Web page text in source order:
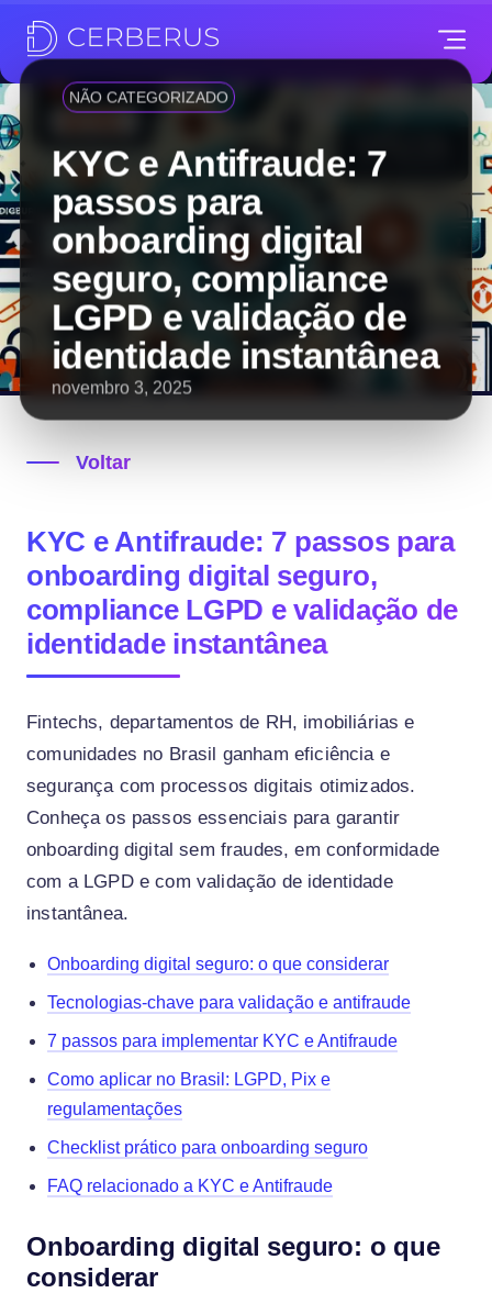
NÃO CATEGORIZADO
KYC e Antifraude: 7
passos para
onboarding digital
seguro, compliance
LGPD e validação de
identidade instantânea
novembro 3, 2025
Voltar
KYC e Antifraude: 7 passos para
onboarding digital seguro,
compliance LGPD e validação de
identidade instantânea
Fintechs, departamentos de RH, imobiliárias e
comunidades no Brasil ganham eficiência e
segurança com processos digitais otimizados.
Conheça os passos essenciais para garantir
onboarding digital sem fraudes, em conformidade
com a LGPD e com validação de identidade
instantânea.
Onboarding digital seguro: o que considerar
Tecnologias-chave para validação e antifraude
7 passos para implementar KYC e Antifraude
Como aplicar no Brasil: LGPD, Pix e
regulamentações
Checklist prático para onboarding seguro
FAQ relacionado a KYC e Antifraude
Onboarding digital seguro: o que
considerar